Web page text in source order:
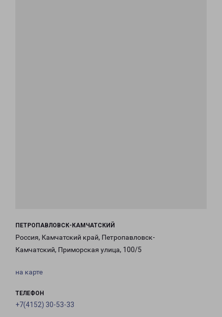
ПЕТРОПАВЛОВСК-КАМЧАТСКИЙ
Россия, Камчатский край, Петропавловск-
Камчатский, Приморская улица, 100/5
на карте
ТЕЛЕФОН
+7(4152) 30-53-33